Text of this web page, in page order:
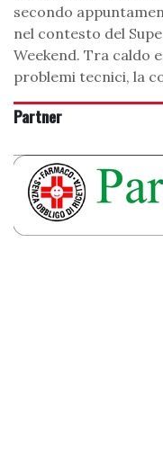
secondo
nel contesto del
Weekend. Tra caldo
problemi tecnici, la
Partner